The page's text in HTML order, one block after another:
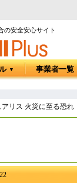
の安全安心サイト
▼ 事業者一覧
アリス 火災に至る恐れ